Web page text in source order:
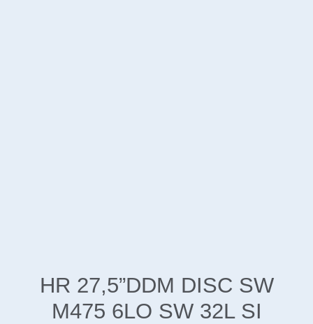
HR 27,5”DDM DISC SW
M475 6LO SW 32L SI